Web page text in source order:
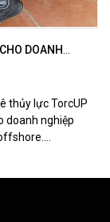
DOANH
thủy lực TorcUP
doanh nghiệp